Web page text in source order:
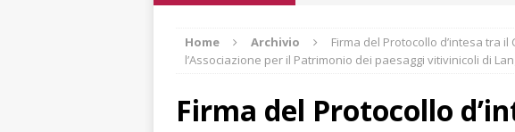
[ 6 Agosto 2026 ] Pollenzo,
[ 6 Agosto 2026 ] ITINERARI / L’Alta
Home Archivio
Firma del Protocollo d’intesa tra
l’Associazione per il Patrimonio dei paesaggi vitivinicoli di
Firma del Protocollo